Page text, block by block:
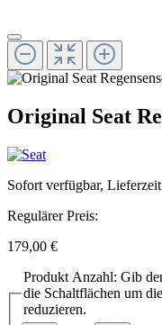
Original Seat
Sofort verfügbar,
Regulärer Preis:
179,00 €
Produkt Anzahl: Gib
die Schaltflächen um
reduzieren.